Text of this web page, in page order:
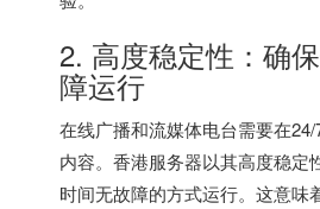
2. 高度稳定性：确
障运行
在线广播和流媒体电台需要在
内容。 香港服务器以其高度稳定
时间无故障的方式运行。这意味